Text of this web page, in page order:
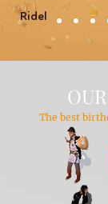
Ridel
The best